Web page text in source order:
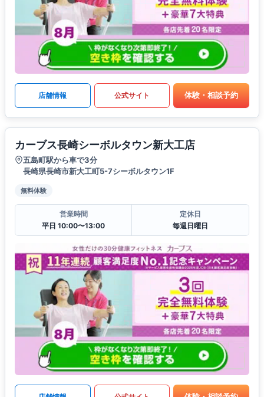
店舗情報 公式サイト 体験・相談予約
カーブス長崎シーボルタウン新大工店
五島町駅から車で3分
長崎県長崎市新大工町5-7シーボルタウン1F
無料体験
営業時間
平日 10:00〜13:00
定休日
毎週日曜日